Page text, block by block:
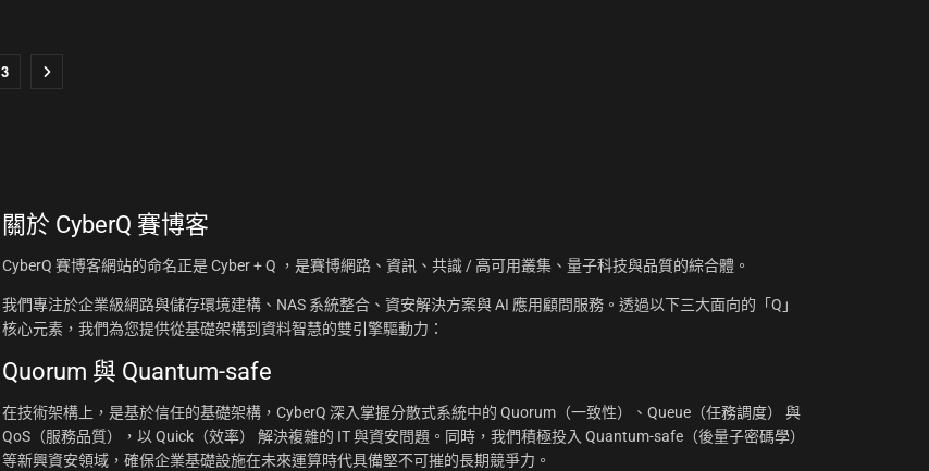
3
關於 CyberQ 賽博客
CyberQ 賽博客網站的命名正是 Cyber + Q ，是賽博網路、資訊、共識 / 高可用叢集、量子科技與品質的綜合體。
我們專注於企業級網路與儲存環境建構、NAS 系統整合、資安解決方案與 AI 應用顧問服務。透過以下三大面向的「Q」
核心元素，我們為您提供從基礎架構到資料智慧的雙引擎驅動力：
Quorum 與 Quantum-safe
在技術架構上，是基於信任的基礎架構，CyberQ 深入掌握分散式系統中的 Quorum（一致性）、Queue（任務調度） 與
QoS（服務品質），以 Quick（效率） 解決複雜的 IT 與資安問題。同時，我們積極投入 Quantum-safe（後量子密碼學）
等新興資安領域，確保企業基礎設施在未來運算時代具備堅不可摧的長期競爭力。